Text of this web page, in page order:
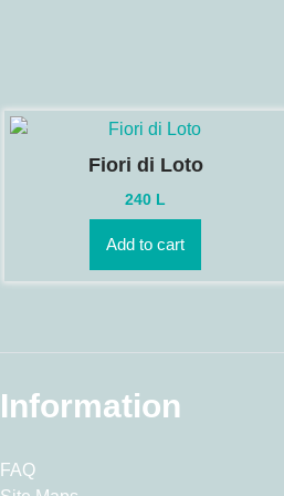
Fiori di Loto
240 L
Add to cart
Information
FAQ